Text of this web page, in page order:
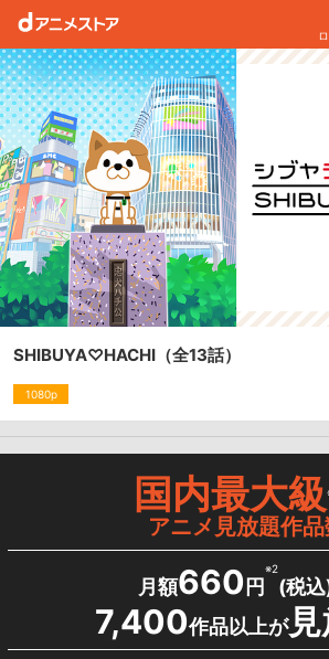
SHIBUYA♡HACHI （全13話）
1080p
国内最大級
アニメ見放題作
月額660 円
※2
(税込
7,400作品以上が見